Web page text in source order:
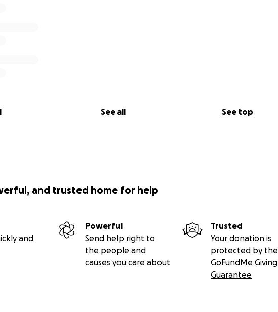
See all See top
and trusted home for help
and
Powerful
Send help right to
the people and
causes you care about
Trusted
Your donation is
protected by the
GoFundMe Giving
Guarantee